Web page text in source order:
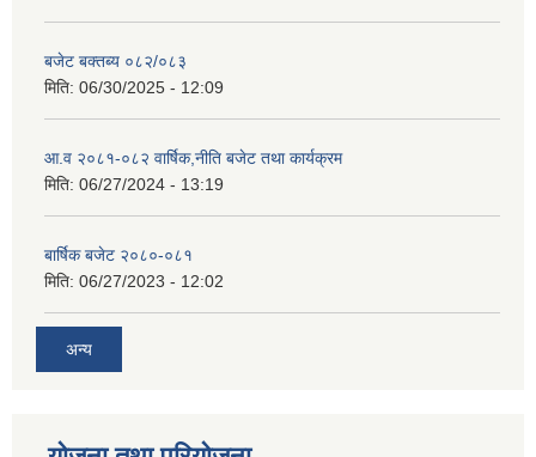
बजेट बक्तब्य ०८२/०८३
मिति: 06/30/2025 - 12:09
आ.व २०८१-०८२ वार्षिक,नीति बजेट तथा कार्यक्रम
मिति: 06/27/2024 - 13:19
बार्षिक बजेट २०८०-०८१
मिति: 06/27/2023 - 12:02
अन्य